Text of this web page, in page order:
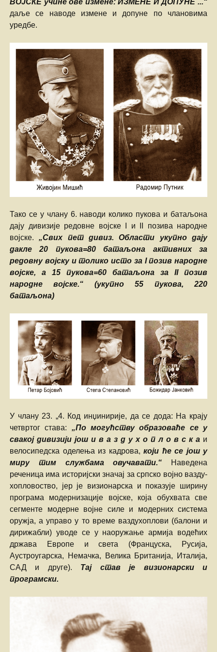
ВОЈСКЕ учине ове измене: ИЗМЕНЕ И ДОПУНЕ ...“
даље се наводе измене и допуне по члановима
уредбе.
Тако се у члану 6. наводи колико пукова и батаљона
дају дивизије редовне војске I и II позива народне
војске. „Свих пет дивиз. Области укупно дају
дакле 20 пукова=80 батаљона активних за
редовну војску и толико исто за I позив народне
војске, а 15 пукова=60 батаљона за II позив
народне војске.“ (укупно 55 пукова, 220
батаљона)
У члану 23. „4. Код инџинирије, да се дода: На крају
четвртог става: „По могућству образоваће се у
свакој дивизији још и в а з д у х о п л о в с к а и
велосипедска оделења из кадрова, који ће се још у
миру тим службама овучавати.“ Наведена
реченица има историјски значај за српско војно вазду-
хопловоство, јер је визионарска и показује ширину
програма модернизације војске, која обухвата све
сегменте модерне војне силе и модерних система
оружја, а управо у то време ваздухоплови (балони и
дирижабли) уводе се у наоружање армија водећих
држава Европе и света (Француска, Русија,
Аустроугарска, Немачка, Велика Британија, Италија,
САД и друге). Тај став је визионарски и
програмски.